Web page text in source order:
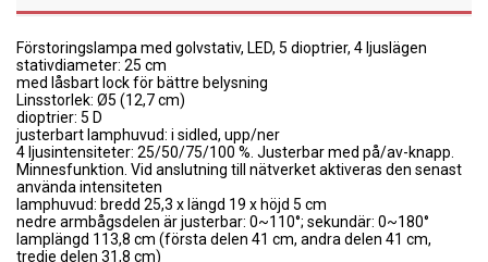
Förstoringslampa med golvstativ, LED, 5 dioptrier, 4 ljuslägen
stativdiameter: 25 cm
med låsbart lock för bättre belysning
Linsstorlek: Ø5 (12,7 cm)
dioptrier: 5 D
justerbart lamphuvud: i sidled, upp/ner
4 ljusintensiteter: 25/50/75/100 %. Justerbar med på/av-knapp.
Minnesfunktion. Vid anslutning till nätverket aktiveras den senast
använda intensiteten
lamphuvud: bredd 25,3 x längd 19 x höjd 5 cm
nedre armbågsdelen är justerbar: 0~110°; sekundär: 0~180°
lamplängd 113,8 cm (första delen 41 cm, andra delen 41 cm,
tredje delen 31,8 cm)